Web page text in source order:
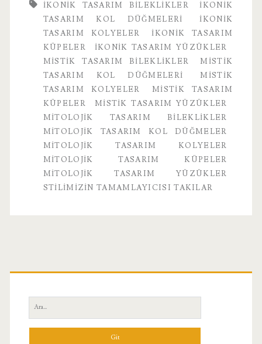
IKONIK TASARIM BILEKLIKLER
IKONIK
TASARIM KOL DÜĞMELERI
IKONIK
TASARIM KOLYELER
IKONIK TASARIM
KÜPELER
IKONIK TASARIM YÜZÜKLER
MISTIK TASARIM BILEKLIKLER
MISTIK
TASARIM KOL DÜĞMELERI
MISTIK
TASARIM KOLYELER
MISTIK TASARIM
KÜPELER
MISTIK TASARIM YÜZÜKLER
MITOLOJIK TASARIM BILEKLIKLER
MITOLOJIK TASARIM KOL DÜĞMELER
MITOLOJIK TASARIM KOLYELER
MITOLOJIK TASARIM KÜPELER
MITOLOJIK TASARIM YÜZÜKLER
STILIMIZIN TAMAMLAYICISI TAKILAR
Birincil
Yan
Menü
Ara: